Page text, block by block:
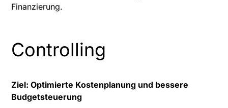
Finanzierung.
Controlling
Ziel: Optimierte Kostenplanung und bessere
Budgetsteuerung